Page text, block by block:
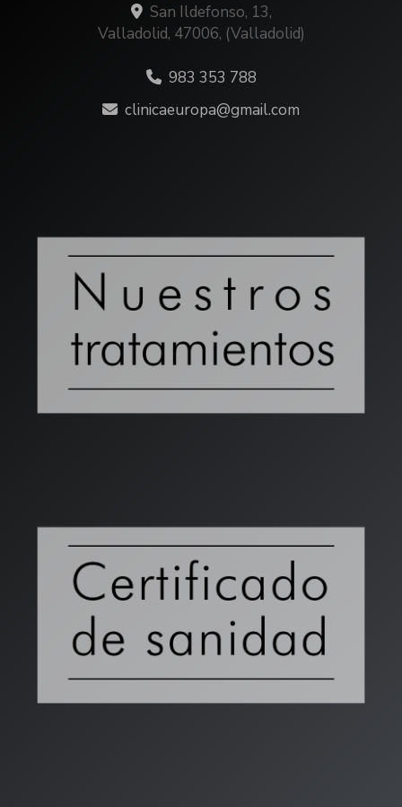
San Ildefonso, 13,
Valladolid, 47006, (Valladolid)
983 353 788
clinicaeuropa
gmail.com